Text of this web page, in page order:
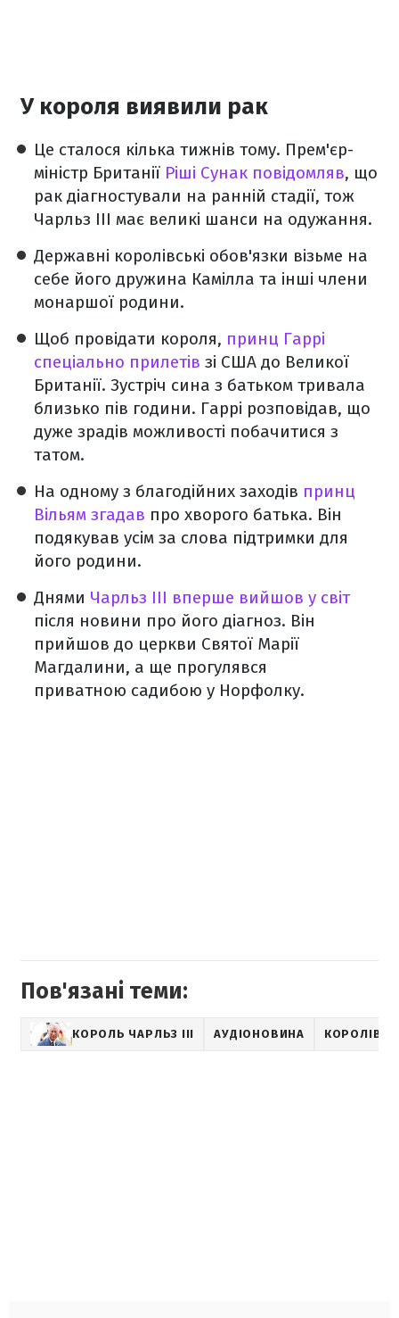
У короля виявили рак
Це сталося кілька тижнів тому. Прем'єр-
міністр Британії Ріші Сунак повідомляв, що
рак діагностували на ранній стадії, тож
Чарльз III має великі шанси на одужання.
Державні королівські обов'язки візьме на
себе його дружина Камілла та інші члени
монаршої родини.
Щоб провідати короля, принц Гаррі
спеціально прилетів зі США до Великої
Британії. Зустріч сина з батьком тривала
близько пів години. Гаррі розповідав, що
дуже зрадів можливості побачитися з
татом.
На одному з благодійних заходів принц
Вільям згадав про хворого батька. Він
подякував усім за слова підтримки для
його родини.
Днями Чарльз III вперше вийшов у світ
після новини про його діагноз. Він
прийшов до церкви Святої Марії
Магдалини, а ще прогулявся
приватною садибою у Норфолку.
Пов'язані теми:
КОРОЛЬ ЧАРЛЬЗ III АУДІОНОВИНА